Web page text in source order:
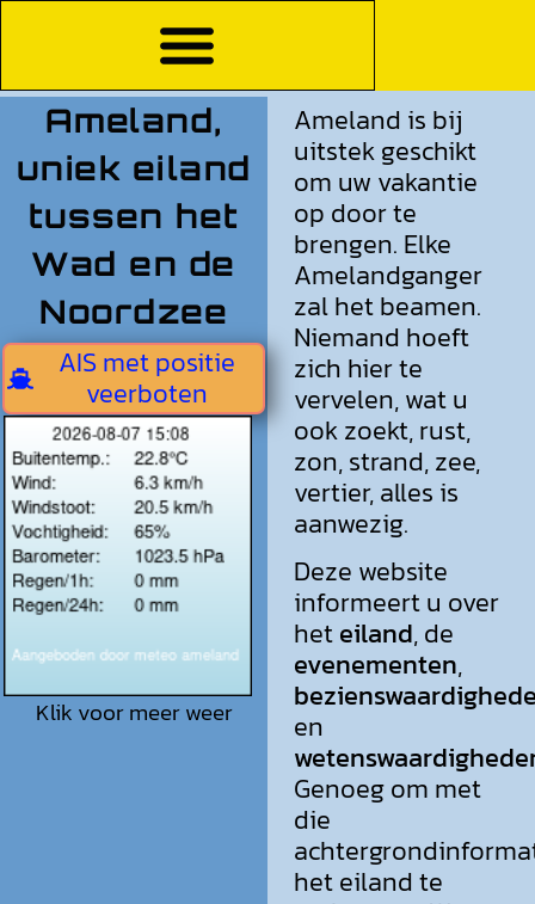
Ameland is bij
uitstek geschikt
om uw vakantie
op door te
brengen. Elke
Amelandganger
zal het beamen.
Niemand hoeft
zich hier te
vervelen, wat u
ook zoekt, rust,
zon, strand, zee,
vertier, alles is
aanwezig.
Deze website
informeert u over
heteiland, de
evenementen,
en
Genoeg om met
die
het eiland te
Ameland,
uniek eiland
tussen het
Wad en de
Noordzee
AIS met positie
veerboten
Klik voor meer weer